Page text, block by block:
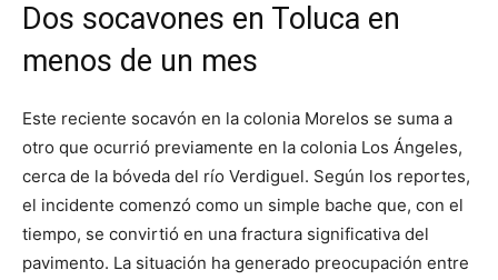
Dos socavones en Toluca en
menos de un mes
Este reciente socavón en la colonia Morelos se suma a
otro que ocurrió previamente en la colonia Los Ángeles,
cerca de la bóveda del río Verdiguel. Según los reportes,
el incidente comenzó como un simple bache que, con el
tiempo, se convirtió en una fractura significativa del
pavimento. La situación ha generado preocupación entre